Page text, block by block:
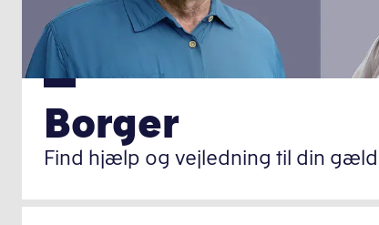
Borger
Find hjælp og vejledning til din gæld